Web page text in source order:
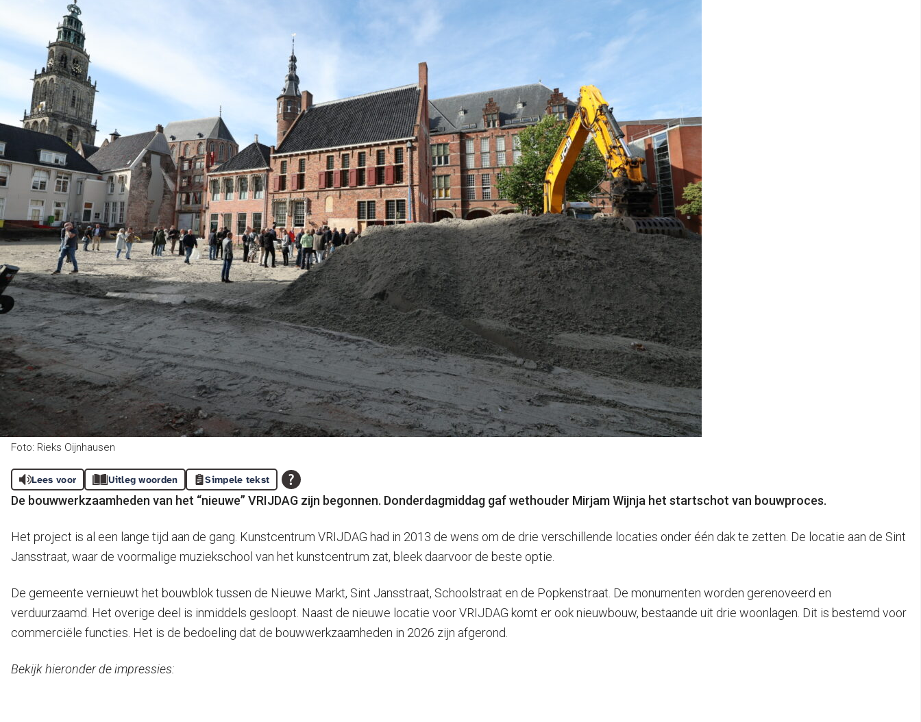
Foto: Rieks Oijnhausen
Lees voor Uitleg woorden Simpele tekst
De bouwwerkzaamheden van het “nieuwe” VRIJDAG zijn begonnen. Donderdagmiddag gaf wethouder Mirjam Wijnja het startschot van bouwproces.
Het project is al een lange tijd aan de gang. Kunstcentrum VRIJDAG had in 2013 de wens om de drie verschillende locaties onder één dak te zetten. De locatie aan de Sint
Jansstraat, waar de voormalige muziekschool van het kunstcentrum zat, bleek daarvoor de beste optie.
De gemeente vernieuwt het bouwblok tussen de Nieuwe Markt, Sint Jansstraat, Schoolstraat en de Popkenstraat. De monumenten worden gerenoveerd en
verduurzaamd. Het overige deel is inmiddels gesloopt. Naast de nieuwe locatie voor VRIJDAG komt er ook nieuwbouw, bestaande uit drie woonlagen. Dit is bestemd voor
commerciële functies. Het is de bedoeling dat de bouwwerkzaamheden in 2026 zijn afgerond.
Bekijk hieronder de impressies: